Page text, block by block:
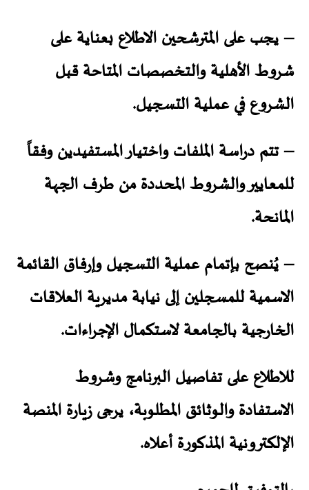
– يجب على المترشحين الاطلاع بعناية على
شروط الأهلية والتخصصات المتاحة قبل
الشروع في عملية التسجيل.
– تتم دراسة الملفات واختيار المستفيدين وفقاً
للمعايير والشروط المحددة من طرف الجهة
المانحة.
– يُنصح بإتمام عملية التسجيل وإرفاق القائمة
الاسمية للمسجلين إلى نيابة مديرية العلاقات
الخارجية بالجامعة لاستكمال الإجراءات.
للاطلاع على تفاصيل البرنامج وشروط
الاستفادة والوثائق المطلوبة، يرجى زيارة المنصة
الإلكترونية المذكورة أعلاه.